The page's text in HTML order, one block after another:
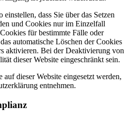
dass Sie über das Setzen
und Cookies nur im Einzelfall
für bestimmte Fälle oder
automatische Löschen der Cookies
aktivieren. Bei der Deaktivierung von
dieser Website eingeschränkt sein.
dieser Website eingesetzt werden,
entnehmen.